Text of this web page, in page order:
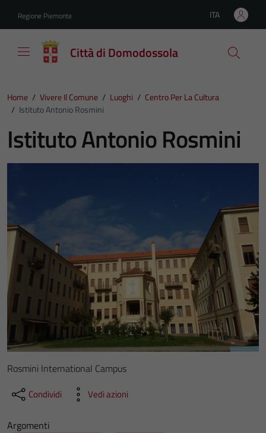
Regione Piemonte Lingua attiva:
ITA
Città di Domodossola
Home / Vivere Il Comune / Luoghi / Centro Per La Cultura
/ Istituto Antonio Rosmini
Istituto Antonio Rosmini
Rosmini International Campus
Condividi Vedi azioni
Argomenti